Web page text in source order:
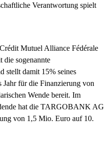
Verantwortung spielt
Mutuel Alliance Fédérale
die sogenannte
stellt damit 15% seines
Jahr für die Finanzierung von
Wende bereit. Im
hat die TARGOBANK AG
von 1,5 Mio. Euro auf 10.